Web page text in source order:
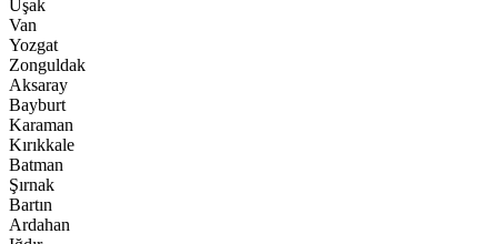
Uşak
Van
Yozgat
Zonguldak
Aksaray
Bayburt
Karaman
Kırıkkale
Batman
Şırnak
Bartın
Ardahan